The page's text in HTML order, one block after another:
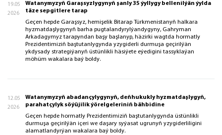
19.05
2026
Watanymyzyň Garaşsyzlygynyň şanly 35 ýyllygy bellenilýän ýylda
täze sepgitlere tarap
Geçen hepde Garaşsyz, hemişelik Bitarap Türkmenistanyň halkara
hyzmatdaşlygynyň barha pugtalandyrylýandygyny, Gahryman
Arkadagymyz tarapyndan başy başlanyp, häzirki wagtda hormatly
Prezidentimiziň baştutanlygynda yzygiderli durmuşa geçirilýän
ykdysady strategiýanyň üstünlikli häsiýete eýedigini tassyklaýan
möhüm wakalara baý boldy.
12.05
2026
Watanymyzyň abadançylygynyň, deňhukukly hyzmatdaşlygyň,
parahatçylyk söýüjilik ýörelgeleriniň bähbidine
Geçen hepde hormatly Prezidentimiziň baştutanlygynda üstünlikli
durmuşa geçirilýän içeri we daşary syýasat ugrunyň yzygiderliligini
alamatlandyrýan wakalara baý boldy.